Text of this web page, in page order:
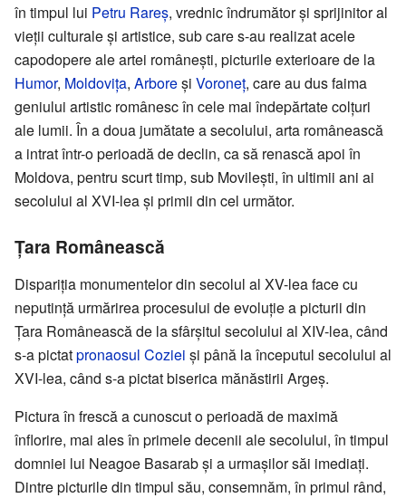
în timpul lui Petru Rareș, vrednic îndrumător și sprijinitor al
vieții culturale și artistice, sub care s-au realizat acele
capodopere ale artei românești, picturile exterioare de la
Humor, Moldovița, Arboreși Voroneț, care au dus faima
geniului artistic românesc în cele mai îndepărtate colțuri
ale lumii. În a doua jumătate a secolului, arta românească
a intrat într-o perioadă de declin, ca să renască apoi în
Moldova, pentru scurt timp, sub Movilești, în ultimii ani ai
secolului al XVI-lea și primii din cel următor.
Țara Românească
Dispariția monumentelor din secolul al XV-lea face cu
neputință urmărirea procesului de evoluție a picturii din
Țara Românească de la sfârșitul secolului al XIV-lea, când
s-a pictatpronaosul Coziei și până la începutul secolului al
XVI-lea, când s-a pictat biserica mănăstirii Argeș.
Pictura în frescă a cunoscut o perioadă de maximă
înflorire, mai ales în primele decenii ale secolului, în timpul
domniei lui Neagoe Basarab și a urmașilor săi imediați.
Dintre picturile din timpul său, consemnăm, în primul rând,